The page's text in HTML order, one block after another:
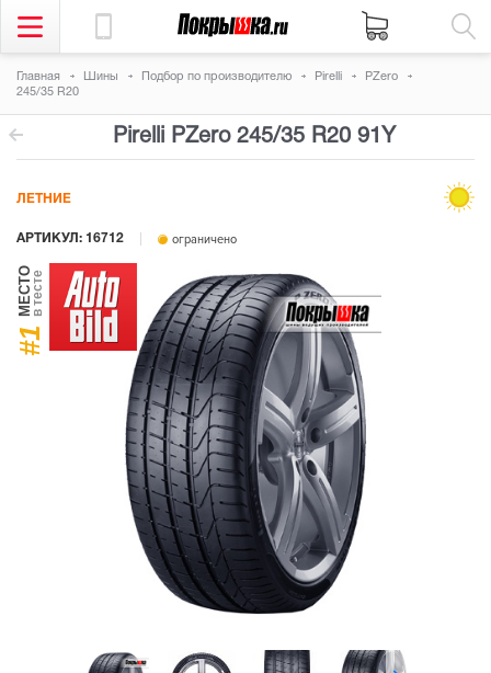
Главная Шины Подбор по производителю Pirelli
PZero
245/35 R20
Pirelli PZero 245/35 R20 91Y
АРТИКУЛ: 16712 ограничено
ЛЕТНИЕ
#1
МЕСТОв тесте